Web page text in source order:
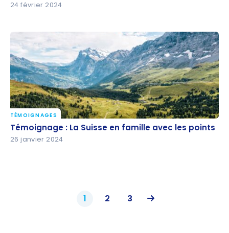
24 février 2024
Témoignage : La Suisse en famille avec les points
TÉMOIGNAGES
Témoignage : La Suisse en famille avec les points
26 janvier 2024
1 2 3